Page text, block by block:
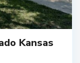
Kansas